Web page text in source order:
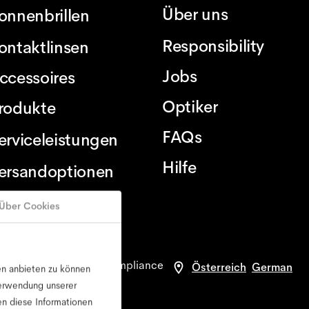
Über Cookies
anbieten zu können
unserer
diese Informationen
Über uns
Responsibility
Jobs
Optiker
FAQs
Hilfe
für die Website compliance Österreich German